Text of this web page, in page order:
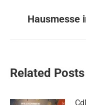
Hausmesse
Related Posts